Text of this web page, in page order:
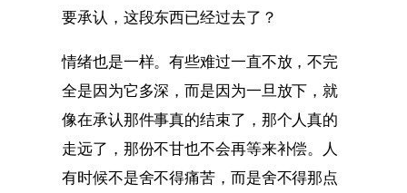
要承认，这段东西已经过去了？
情绪也是一样。有些难过一直不放，不完
全是因为它多深，而是因为一旦放下，就
像在承认那件事真的结束了，那个人真的
走远了，那份不甘也不会再等来补偿。人
有时候不是舍不得痛苦，而是舍不得那点